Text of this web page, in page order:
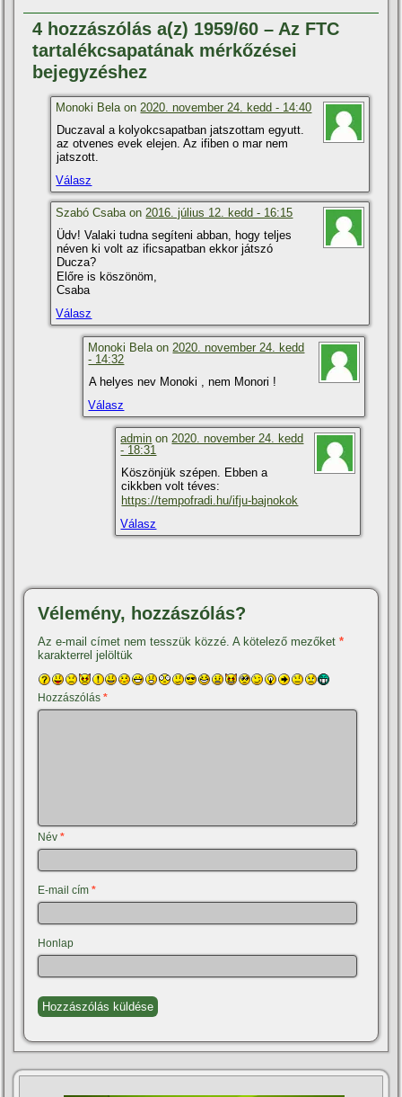
4 hozzászólás a(z) 1959/60 – Az FTC
tartalékcsapatának mérkőzései
bejegyzéshez
Monoki Bela on2020. november 24. kedd - 14:40
Duczaval a kolyokcsapatban jatszottam egyutt.
az otvenes evek elejen. Az ifiben o mar nem
jatszott.
Válasz
Szabó Csaba on2016. július 12. kedd - 16:15
Üdv! Valaki tudna segí­teni abban, hogy teljes
néven ki volt az ificsapatban ekkor játszó
Ducza?
Előre is köszönöm,
Csaba
Válasz
Monoki Bela on 2020. november 24. kedd
- 14:32
A helyes nev Monoki , nem Monori !
Válasz
admin on2020. november 24. kedd
- 18:31
Köszönjük szépen. Ebben a
cikkben volt téves:
https://tempofradi.hu/ifju-bajnokok
Válasz
Vélemény, hozzászólás?
Az e-mail címet nem tesszük közzé. A kötelező mezőket*
karakterrel jelöltük
Hozzászólás*
Név*
E-mail cím*
Honlap